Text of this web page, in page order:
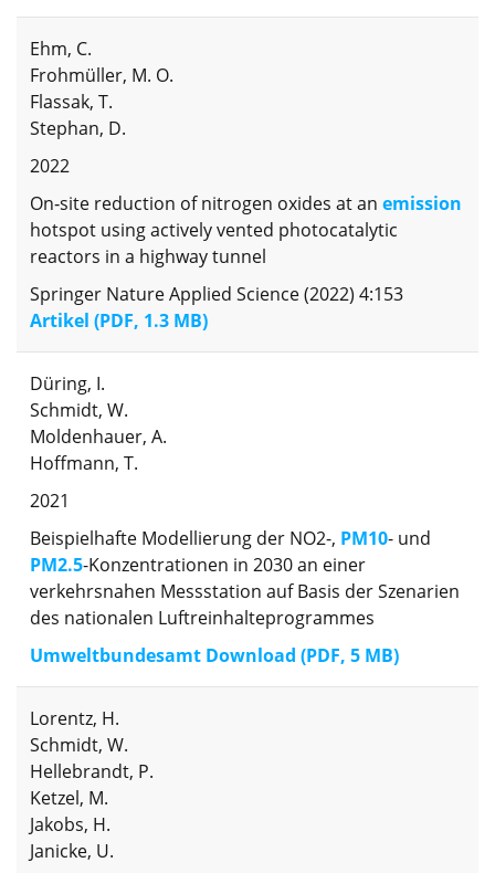
Ehm, C.
Frohmüller, M. O.
Flassak, T.
Stephan, D.
2022
On‑site reduction of nitrogen oxides at an emission
hotspot using actively vented photocatalytic
reactors in a highway tunnel
Springer Nature Applied Science (2022) 4:153
Artikel (PDF, 1.3 MB)
Düring, I.
Schmidt, W.
Moldenhauer, A.
Hoffmann, T.
2021
Beispielhafte Modellierung der NO2-, PM10- und
PM2.5-Konzentrationen in 2030 an einer
verkehrsnahen Messstation auf Basis der Szenarien
des nationalen Luftreinhalteprogrammes
Umweltbundesamt Download (PDF, 5 MB)
Lorentz, H.
Schmidt, W.
Hellebrandt, P.
Ketzel, M.
Jakobs, H.
Janicke, U.